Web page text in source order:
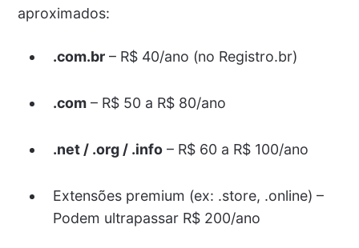
aproximados:
.com.br– R$ 40/ano (no Registro.br)
.com– R$ 50 a R$ 80/ano
.net / .org / .info– R$ 60 a R$ 100/ano
Extensões premium (ex: .store, .online) –
Podem ultrapassar R$ 200/ano